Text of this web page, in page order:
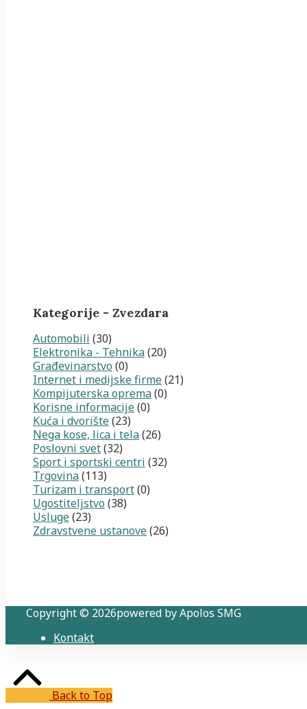
Kategorije - Zvezdara
Automobili (30)
Elektronika - Tehnika(20)
Građevinarstvo (0)
Internet i medijske firme(21)
Kompijuterska oprema(0)
Korisne informacije(0)
Kuća i dvorište(23)
Nega kose, lica i tela(26)
Poslovni svet(32)
Sport i sportski centri (32)
Trgovina(113)
Turizam i transport(0)
Ugostiteljstvo (38)
Usluge(23)
Zdravstvene ustanove(26)
Copyright © 2026powered by Apolos SMG
Kontakt
Back to Top